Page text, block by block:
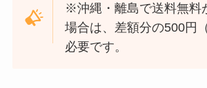
※沖縄・離島で送料無料
場合は、差額分の500円
必要です。